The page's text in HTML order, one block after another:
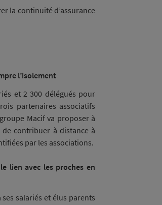
la continuité d’assurance
l’isolement
et 2 300 délégués pour
partenaires associatifs
Macif va proposer à
contribuer à distance à
par les associations.
lien avec les proches en
salariés et élus parents